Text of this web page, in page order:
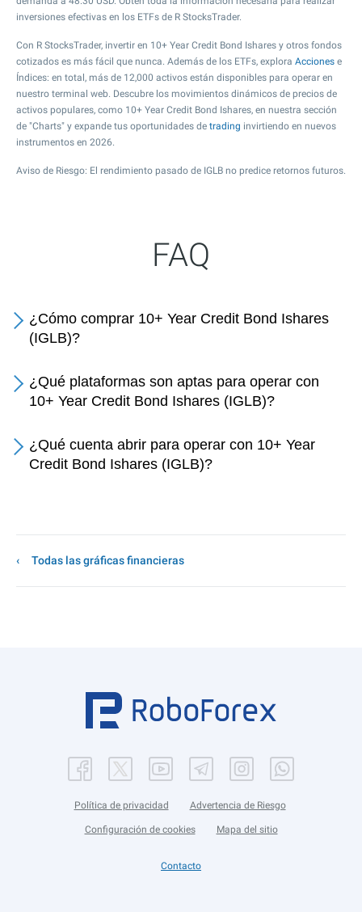
inversiones efectivas en los ETFs de R StocksTrader.
Con R StocksTrader, invertir en 10+ Year Credit Bond Ishares y otros fondos
cotizados es más fácil que nunca. Además de los ETFs, explora Acciones e
Índices: en total, más de 12,000 activos están disponibles para operar en
nuestro terminal web. Descubre los movimientos dinámicos de precios de
activos populares, como 10+ Year Credit Bond Ishares, en nuestra sección
de "Charts" y expande tus oportunidades de trading invirtiendo en nuevos
instrumentos en 2026.
Aviso de Riesgo: El rendimiento pasado de IGLB no predice retornos futuros.
FAQ
¿Cómo comprar 10+ Year Credit Bond Ishares
(IGLB)?
¿Qué plataformas son aptas para operar con
10+ Year Credit Bond Ishares (IGLB)?
¿Qué cuenta abrir para operar con 10+ Year
Credit Bond Ishares (IGLB)?
Todas las gráficas financieras
Política de privacidad Advertencia de Riesgo
Configuración de cookies Mapa del sitio
Contacto